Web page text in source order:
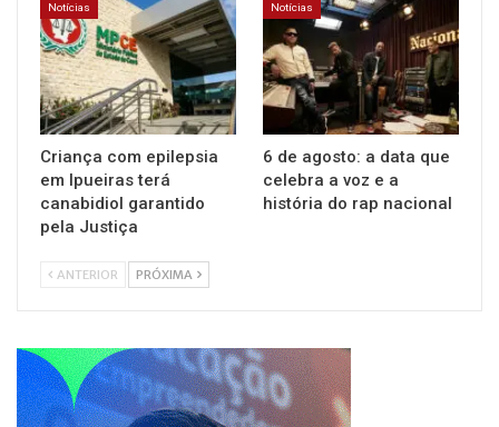
Notícias
Criança com epilepsia
em Ipueiras terá
canabidiol garantido
pela Justiça
Notícias
6 de agosto: a data que
celebra a voz e a
história do rap nacional
ANTERIOR PRÓXIMA